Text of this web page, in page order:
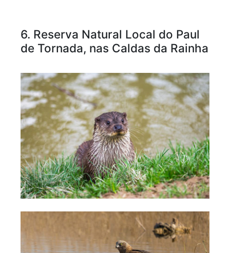
6. Reserva Natural Local do Paul
de Tornada, nas Caldas da Rainha